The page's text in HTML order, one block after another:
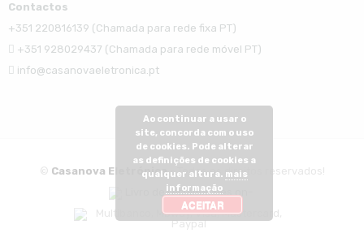
Contactos
+351 220816139 (Chamada para rede fixa PT)
+351 928029437 (Chamada para rede móvel PT)
info@casanovaeletronica.pt
© Casanova Eletrónica- Todos os direitos reservados!
Ao continuar a usar o
site, concorda com o uso
de cookies. Pode alterar
as definições de cookies a
qualquer altura. mais
informação
ACEITAR